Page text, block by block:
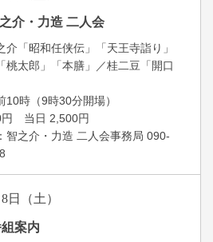
介・力造 二人会
介「昭和任侠伝」「天王寺詣り」
桃太郎」「本膳」／桂二豆「開口
10時（9時30分開場）
円 当日 2,500円
智之介・力造 二人会事務局 090-
8日（土）
案内